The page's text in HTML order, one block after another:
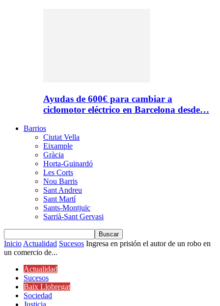
Ayudas de 600€ para cambiar a
ciclomotor eléctrico en Barcelona desde…
Barrios
Ciutat Vella
Eixample
Gràcia
Horta-Guinardó
Les Corts
Nou Barris
Sant Andreu
Sant Martí
Sants-Montjuïc
Sarrià-Sant Gervasi
InicioActualidad Sucesos Ingresa en prisión el autor de un robo en
un comercio de...
Actualidad
Sucesos
Baix Llobregat
Sociedad